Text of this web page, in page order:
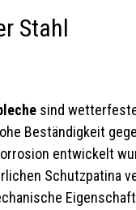
Stahl
sind
Beständigkeit
entwickelt
Schutzpatina